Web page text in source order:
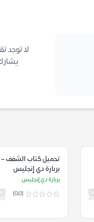
لا توجد
تحميل كتاب الشغف –
بربارة دي إنجليس
بربارة دي إنجليس
(0.0)